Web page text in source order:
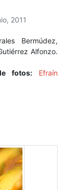
2011
Bermúdez,
Alfonzo.
fotos:
Efraín